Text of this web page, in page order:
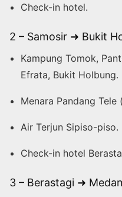
Check-in hotel.
2 – Samosir ➜ Bukit
Kampung Tomok,
Efrata, Bukit Holbung.
Menara Pandang
Air Terjun Sipiso-piso.
Check-in hotel
3 – Berastagi ➜ Medan